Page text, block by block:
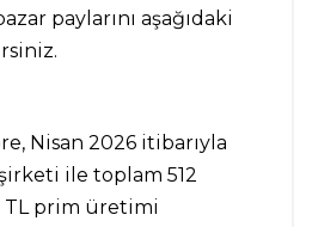
paylarını aşağıdaki
Nisan 2026 itibarıyla
ile toplam 512
TL prim üretimi